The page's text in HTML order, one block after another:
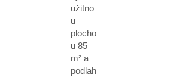
užitno
u
plocho
u 85
m² a
podlah